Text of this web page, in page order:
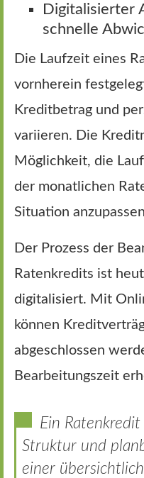
Digitalisierter
schnelle
Die Laufzeit eines
vornherein
Kreditbetrag und
variieren. Die
Möglichkeit, die
der monatlichen
Situation
Der Prozess der
Ratenkredits ist
digitalisiert. Mit
können
abgeschlossen
Bearbeitungszeit
Ein
Struktur und
einer